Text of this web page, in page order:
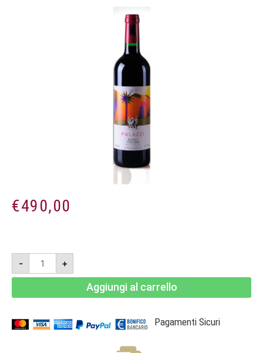
€490,00
-
Palazzi
2021
-
IGT
Tenuta
di
Trinoro
+
Aggiungi al carrello
Pagamenti Sicuri